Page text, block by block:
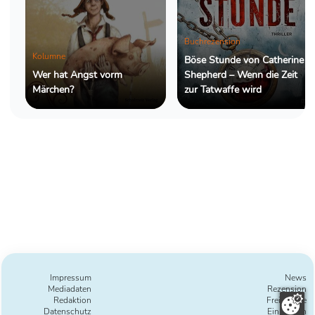
Kolumne
Wer hat Angst vorm
Märchen?
Buchrezension
Böse Stunde von Catherine
Shepherd – Wenn die Zeit
zur Tatwaffe wird
Impressum
Mediadaten
Redaktion
Datenschutz
News
Rezension
Freie Texte
Einreichen